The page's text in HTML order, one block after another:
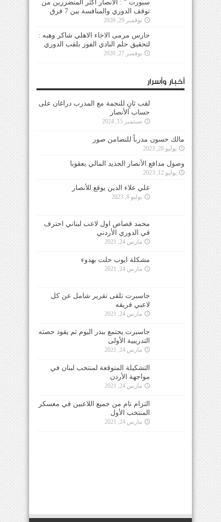
سبورت ” : الأنصار أكثر المتضررين من
توقف الدوري والمنافسة بين 7 فرق
نوفمبر 29, 2020
حارس مرمى الاخاء الاهلي شاكر وهبه :
لتحقيق حلم النادي الفوز بلقب الدوري
نوفمبر 27, 2020
أخبار وأسرار
لقب ثانٍ للنجمة مع المدرب دراغان على
حساب الأنصار
سبتمبر 15, 2024
مالك حسون مدرباً للتضامن صور
يوليو 28, 2023
وصول مدافع الأنصار الجديد المالي يعقوبا
يوليو 12, 2023
علي علاء الدين يوقع للأنصار
يوليو 8, 2023
محمد قصاص اول لاعب لبناني احترف
في الدوري الأردني
مارس 24, 2021
مشكلة ايوب حلت بهدوء
مارس 24, 2021
جاسبرت تلقى تقرير شامل عن كل
لاعبي فريقه
مارس 24, 2021
جاسبرت يجتمع ببدر اليوم ثم يقود حصته
التدريبية الأولى
مارس 24, 2021
التشكيلة المتوقعة لمنتخب لبنان في
مواجهة الأردن
مارس 24, 2021
التزام تام من جميع اللاعبين في معسكر
المنتخب الأول
مارس 24, 2021